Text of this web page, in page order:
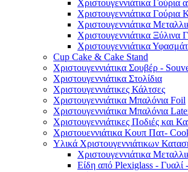
Χριστουγεννιάτικα Γούρια
Χριστουγεννιάτικα
Χριστουγεννιάτικα
Χριστουγεννιάτικα Ξύλινα
Χριστουγεννιάτικα
Cup Cake & Cake Stand
Χριστουγεννιάτικα Σουβέρ -
Χριστουγεννιάτικα Στολίδια
Χριστουγεννιάτικες Κάλτσες
Χριστουγεννιάτικα Μπαλόνια Foil
Χριστουγεννιάτικα Μπαλόνια
Χριστουγεννιάτικες Ποδιές και
Χριστουεννιάτικα Κουπ Πατ-
Υλικά Χριστουγεννιάτικων
Χριστουγεννιάτικα
Είδη από Plexiglass - Γυαλί